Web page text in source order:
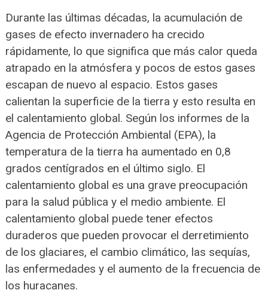
Durante las últimas décadas, la acumulación de
gases de efecto invernadero ha crecido
rápidamente, lo que significa que más calor queda
atrapado en la atmósfera y pocos de estos gases
escapan de nuevo al espacio. Estos gases
calientan la superficie de la tierra y esto resulta en
el calentamiento global. Según los informes de la
Agencia de Protección Ambiental (EPA), la
temperatura de la tierra ha aumentado en 0,8
grados centígrados en el último siglo. El
calentamiento global es una grave preocupación
para la salud pública y el medio ambiente. El
calentamiento global puede tener efectos
duraderos que pueden provocar el derretimiento
de los glaciares, el cambio climático, las sequías,
las enfermedades y el aumento de la frecuencia de
los huracanes.